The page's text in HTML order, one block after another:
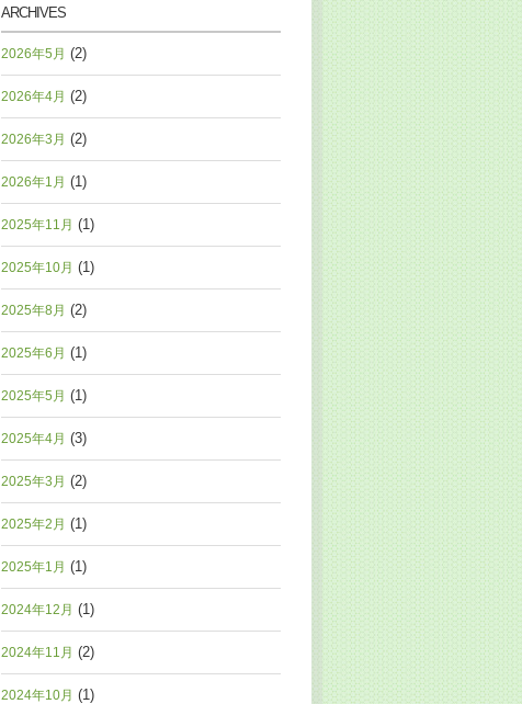
ARCHIVES
2026年5月 (2)
2026年4月 (2)
2026年3月 (2)
2026年1月 (1)
2025年11月 (1)
2025年10月 (1)
2025年8月 (2)
2025年6月 (1)
2025年5月 (1)
2025年4月 (3)
2025年3月 (2)
2025年2月 (1)
2025年1月 (1)
2024年12月 (1)
2024年11月 (2)
2024年10月 (1)